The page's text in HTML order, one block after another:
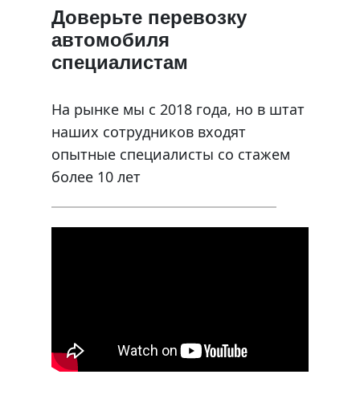
Доверьте перевозку
автомобиля
специалистам
На рынке мы с 2018 года, но в штат
наших сотрудников входят
опытные специалисты со стажем
более 10 лет